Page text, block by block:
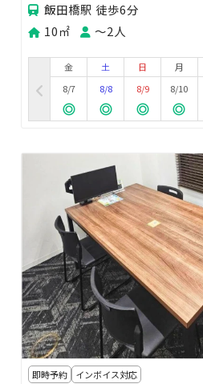
飯田橋駅 徒歩6分
10㎡
〜2人
金
8/7
土
8/8
日
8/9
月
8/10
即時予約 インボイス対応